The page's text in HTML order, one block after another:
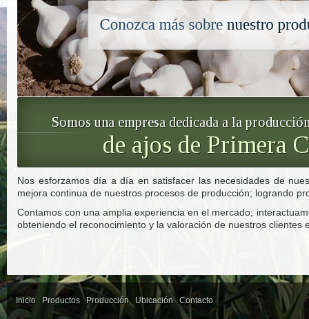
Somos una empresa dedicada a la
de ajos de Primera
Nos esforzamos día a día en satisfacer las necesidades de
mejora continua de nuestros procesos de producción; logrando
Contamos con una amplia experiencia en el mercado;
obteniendo el reconocimiento y la valoración de nuestros clientes
Inicio Productos Producción Ubicación Contacto